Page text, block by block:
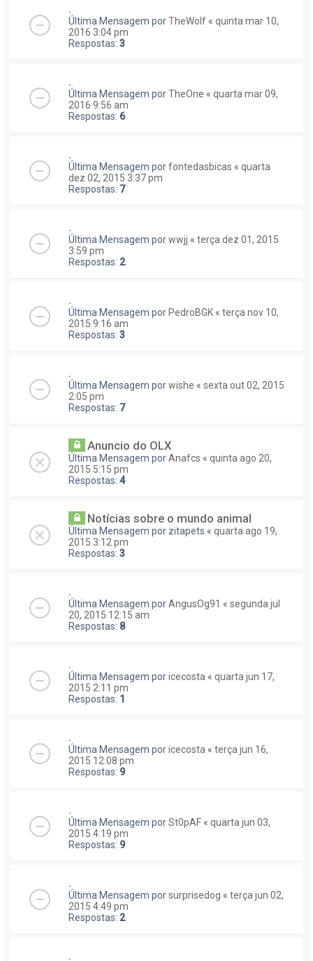
.
Última Mensagem porTheWolf « quinta mar 10,
2016 3:04 pm
Respostas: 3
.
Última Mensagem porTheOne « quarta mar 09,
2016 9:56 am
Respostas: 6
.
Última Mensagem porfontedasbicas « quarta
dez 02, 2015 3:37 pm
Respostas: 7
.
Última Mensagem porwwjj « terça dez 01, 2015
3:59 pm
Respostas: 2
.
Última Mensagem por PedroBGK « terça nov 10,
2015 9:16 am
Respostas: 3
.
Última Mensagem porwishe « sexta out 02, 2015
2:05 pm
Respostas: 7
Anuncio do OLX
Última Mensagem porAnafcs « quinta ago 20,
2015 5:15 pm
Respostas: 4
Notícias sobre o mundo animal
Última Mensagem por zitapets « quarta ago 19,
2015 3:12 pm
Respostas: 3
.
Última Mensagem porAngusOg91 « segunda jul
20, 2015 12:15 am
Respostas: 8
.
Última Mensagem poricecosta « quarta jun 17,
2015 2:11 pm
Respostas: 1
.
Última Mensagem poricecosta « terça jun 16,
2015 12:08 pm
Respostas: 9
.
Última Mensagem porSt0pAF « quarta jun 03,
2015 4:19 pm
Respostas: 9
.
Última Mensagem porsurprisedog « terça jun 02,
2015 4:49 pm
Respostas: 2
.